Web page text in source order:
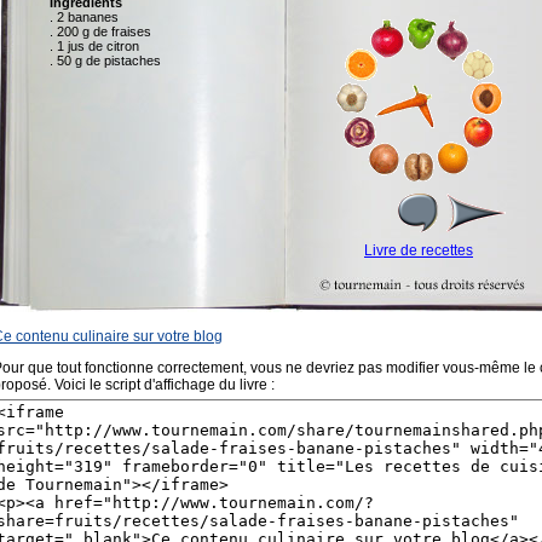
contenu culinaire sur votre blog
que tout fonctionne correctement, vous ne devriez pas modifier vous-même le
Voici le script d'affichage du livre :